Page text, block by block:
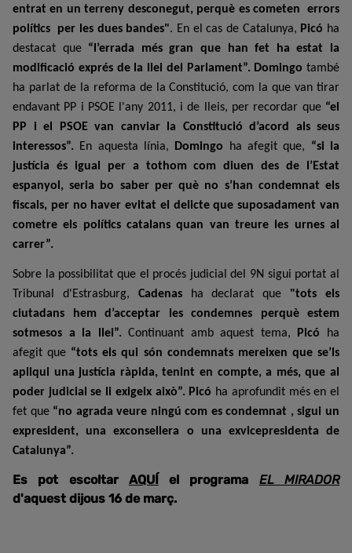
entrat en un terreny desconegut, perquè es cometen
errors
polítics
per les dues bandes". En el cas de Catalunya, Picó ha
destacat que “l’errada més gran que han fet ha estat la
modificació exprés de la llei del Parlament”. Domingo també
ha parlat de la reforma de la Constitució, com la que van tirar
endavant PP i PSOE l'any 2011, i de lleis, per recordar que “el
PP i el PSOE van canviar la Constitució d’acord als seus
interessos”.
En aquesta línia, Domingo ha afegit que, “si la
justícia és igual per a tothom com diuen des de l’Estat
espanyol, seria bo saber per què no s’han condemnat els
fiscals, per no haver evitat el delicte que suposadament van
cometre els polítics catalans quan van treure les urnes al
carrer”.
Sobre la possibilitat que el procés judicial del 9N sigui portat al
Tribunal d'Estrasburg, Cadenas ha declarat que "tots els
ciutadans hem d’acceptar les condemnes perquè estem
sotmesos a la llei”.Continuant amb aquest tema, Picó
ha
afegit que “tots els qui són condemnats mereixen que se’ls
apliqui una justícia ràpida, tenint en compte, a més, que al
poder judicial se li exigeix això”. Picó ha aprofundit més en el
fet que“no agrada veure ningú com es condemnat , sigui un
expresident, una exconsellera o una exvicepresidenta de
Catalunya”.
Es pot escoltar AQUÍ el programa EL MIRADOR
d'aquest dijous 16 de març.